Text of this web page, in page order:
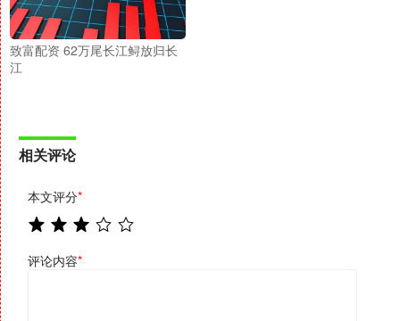
致富配资 62万尾长江鲟放归长
江
相关评论
本文评分*
评论内容*